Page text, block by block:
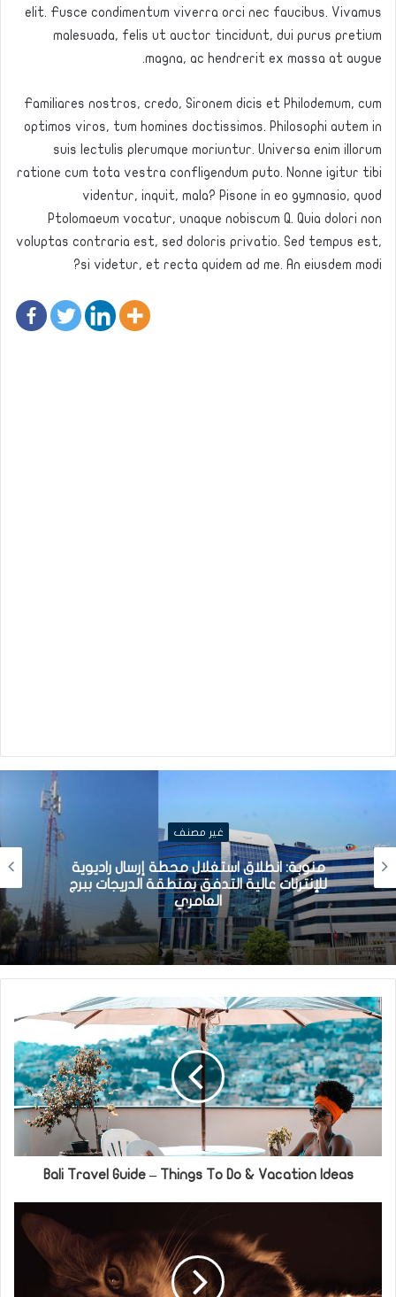
elit. Fusce condimentum viverra orci nec faucibus. Vivamus
malesuada, felis ut auctor tincidunt, dui purus pretium
magna, ac hendrerit ex massa at augue.
Familiares nostros, credo, Sironem dicis et Philodemum, cum
optimos viros, tum homines doctissimos. Philosophi autem in
suis lectulis plerumque moriuntur. Universa enim illorum
ratione cum tota vestra confligendum puto. Nonne igitur tibi
videntur, inquit, mala? Pisone in eo gymnasio, quod
Ptolomaeum vocatur, unaque nobiscum Q. Quia dolori non
voluptas contraria est, sed doloris privatio. Sed tempus est,
si videtur, et recta quidem ad me. An eiusdem modi?
غير مصنف
منوبة: انطلاق استغلال محطة إرسال راديوية
للإنترنات عالية التدفق بمنطقة الدريجات ببرج
العامري
Bali Travel Guide – Things To Do & Vacation Ideas